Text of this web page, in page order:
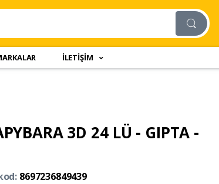
İLETİŞİM
3D 24 LÜ - GIPTA -
8697236849439